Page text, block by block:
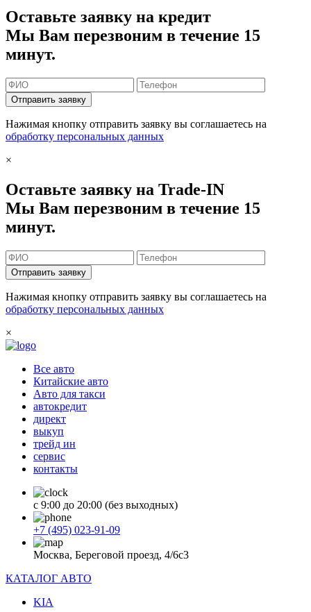
Оставьте заявку на кредит
Мы Вам перезвоним в течение 15
минут.
Отправить заявку
Нажимая кнопку отправить заявку вы соглашаетесь на
обработку персональных данных
×
Оставьте заявку на Trade-IN
Мы Вам перезвоним в течение 15
минут.
Отправить заявку
Нажимая кнопку отправить заявку вы соглашаетесь на
обработку персональных данных
×
Все авто
Китайские авто
Авто для такси
автокредит
директ
выкуп
трейд ин
сервис
контакты
с 9:00 до 20:00 (без выходных)
+7 (495) 023-91-09
Москва, Береговой проезд, 4/6с3
КАТАЛОГ АВТО
KIA